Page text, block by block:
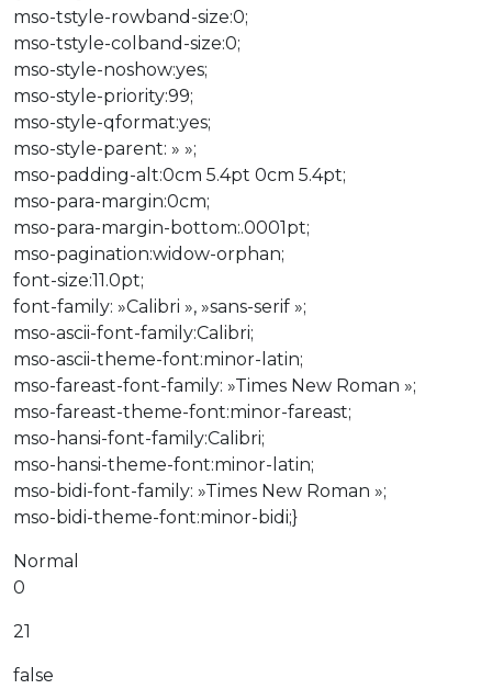
mso-tstyle-rowband-size:0;
mso-tstyle-colband-size:0;
mso-style-noshow:yes;
mso-style-priority:99;
mso-style-qformat:yes;
mso-style-parent: » »;
mso-padding-alt:0cm 5.4pt 0cm 5.4pt;
mso-para-margin:0cm;
mso-para-margin-bottom:.0001pt;
mso-pagination:widow-orphan;
font-size:11.0pt;
font-family: »Calibri », »sans-serif »;
mso-ascii-font-family:Calibri;
mso-ascii-theme-font:minor-latin;
mso-fareast-font-family: »Times New Roman »;
mso-fareast-theme-font:minor-fareast;
mso-hansi-font-family:Calibri;
mso-hansi-theme-font:minor-latin;
mso-bidi-font-family: »Times New Roman »;
mso-bidi-theme-font:minor-bidi;}
Normal
0
21
false